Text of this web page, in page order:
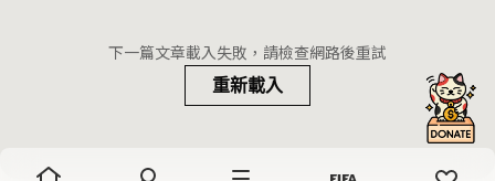
with PM's kids to move into No 10
Downing Street pets
下一篇文章載入失敗，請檢查網路後重試
重新載入